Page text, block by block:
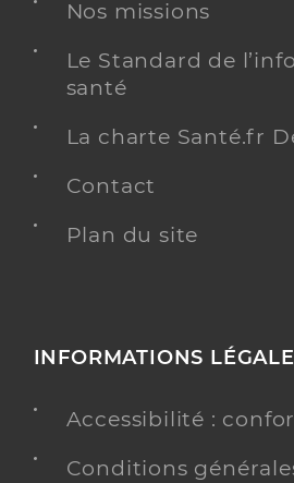
Nos missions
Le Standard de
santé
La charte Santé.fr
Contact
Plan du site
INFORMATIONS
Accessibilité :
Conditions